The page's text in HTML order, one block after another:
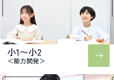
小1〜小2
＜能力開発＞